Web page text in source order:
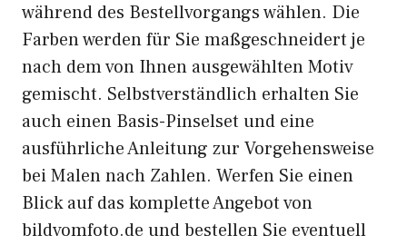
während des Bestellvorgangs wählen. Die
Farben werden für Sie maßgeschneidert je
nach dem von Ihnen ausgewählten Motiv
gemischt. Selbstverständlich erhalten Sie
auch einen Basis-Pinselset und eine
ausführliche Anleitung zur Vorgehensweise
bei Malen nach Zahlen. Werfen Sie einen
Blick auf das komplette Angebot von
bildvomfoto.de und bestellen Sie eventuell